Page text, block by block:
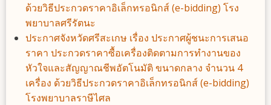
ด้วยวิธีประกวดราคาอิเล็กทรอนิกส์ (e-bidding) โรง
พยาบาลศรีรัตนะ
ประกาศจังหวัดศรีสะเกษ เรื่อง ประกาศผู้ชนะการเสนอ
ราคา ประกวดราคาซื้อเครื่องติดตามการทำงานของ
หัวใจและสัญญาณชีพอัตโนมัติ ขนาดกลาง จำนวน 4
เครื่อง ด้วยวิธีประกวดราคาอิเล็กทรอนิกส์ (e-bidding)
โรงพยาบาลราษีไศล